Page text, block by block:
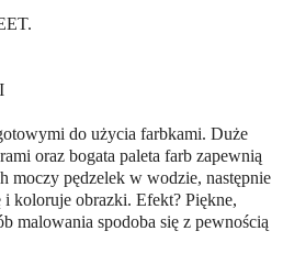
do użycia farbkami. Duże
oraz bogata paleta farb zapewnią
moczy pędzelek w wodzie, następnie
koloruje obrazki. Efekt? Piękne,
malowania spodoba się z pewnością